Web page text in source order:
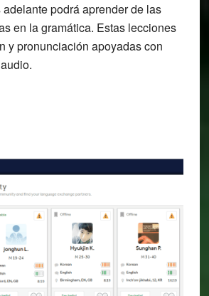
podrá aprender de las
en la gramática. Estas lecciones
y pronunciación apoyadas con